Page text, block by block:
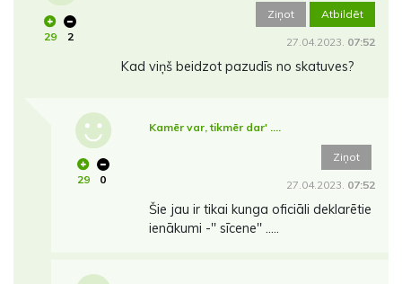
29 2
Ziņot Atbildēt
27.04.2023. 07:52
Kad viņš beidzot pazudīs no skatuves?
29 0
Kamēr var, tikmēr dar' ....
Ziņot
27.04.2023. 07:52
Šie jau ir tikai kunga oficiāli deklarētie
ienākumi -'' sīcene'' .....